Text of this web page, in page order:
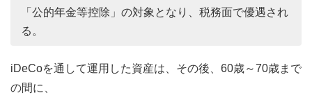
「公的年金等控除」の対象となり、税務面で優遇され
る。
iDeCoを通して運用した資産は、その後、60歳～70歳まで
の間に、